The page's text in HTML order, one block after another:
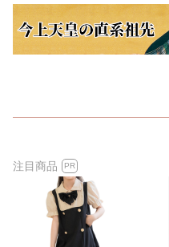
注目商品 PR